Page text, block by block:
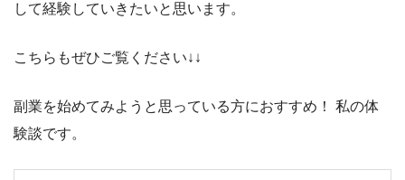
して経験していきたいと思います。
こちらもぜひご覧ください↓↓
副業を始めてみようと思っている方におすすめ！ 私の体
験談です。